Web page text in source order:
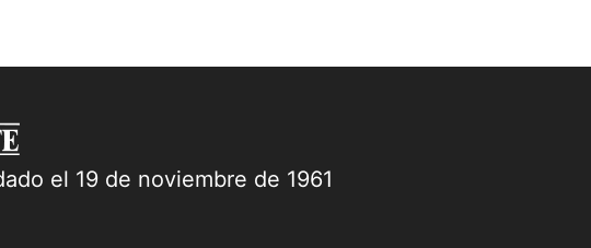
el 19 de noviembre de 1961